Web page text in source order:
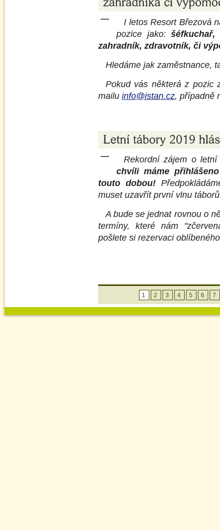
I letos Resort Březová
pozice jako:
zahradník, zdravotník, či
Hledáme jak zaměstnance,
Pokud vás některá z pozic
mailu info@istan.cz, případně
Rekordní zájem o
chvíli máme
touto dobou!
muset uzavřít první vlnu
A bude se jednat rovnou o
termíny, které nám
pošlete si rezervaci
1 2 3 4 5 6 7